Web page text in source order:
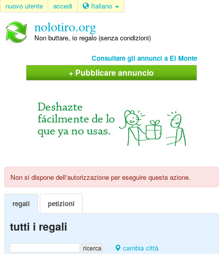
nuovo utente accedi Italiano
nolotiro.org
Non buttare, io regalo (senza condizioni)
Consultare gli annunci a El Monte
+ Pubblicare annuncio
Non si dispone dell'autorizzazione per eseguire questa azione.
regali petizioni
tutti i regali
cambia città